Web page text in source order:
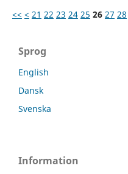
<< < 21 22 23 24 25 26 27 28
Sprog
English
Dansk
Svenska
Information